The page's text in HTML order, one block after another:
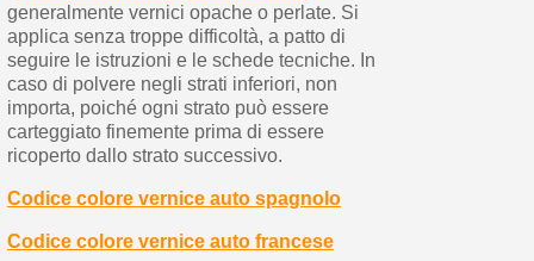
generalmente vernici opache o perlate. Si
applica senza troppe difficoltà, a patto di
seguire le istruzioni e le schede tecniche. In
caso di polvere negli strati inferiori, non
importa, poiché ogni strato può essere
carteggiato finemente prima di essere
ricoperto dallo strato successivo.
Codice colore vernice auto spagnolo
Codice colore vernice auto francese